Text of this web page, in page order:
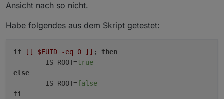
Ansicht nach so nicht.
Habe folgendes aus dem Skript getestet:
if [[ $EUID -eq 0 ]] ; then
        IS_ROOT=
true
else
        IS_ROOT=
false
fi